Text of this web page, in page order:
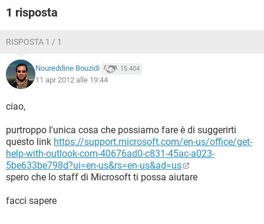
importanti!
Un mio contatto questa mattina mi ha inviato una mail
come se fossero spam! Ho fatto allora la ricerca di virus, ma
Confido in voi.. nel caso lascio una mail che ho fatto poco fa
con Gmail ed è:
edocore52 chiocciola gmail.com
Grazie, Edoardo
1 risposta
RISPOSTA 1 / 1
Noureddine Bouzidi 15.404
11 apr 2012 alle 19:44
ciao,
purtroppo l'unica cosa che possiamo fare è di suggerirti
questo link https://support.microsoft.com/en-us/office/get-
help-with-outlook-com-40676ad0-c831-45ac-a023-
5be633be798d?ui=en-us&rs=en-us&ad=us
spero che lo staff di Microsoft ti possa aiutare
facci sapere